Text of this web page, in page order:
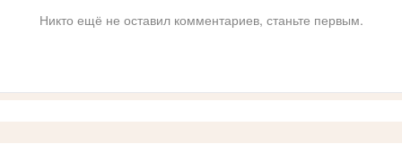
Никто ещё не оставил комментариев, станьте первым.